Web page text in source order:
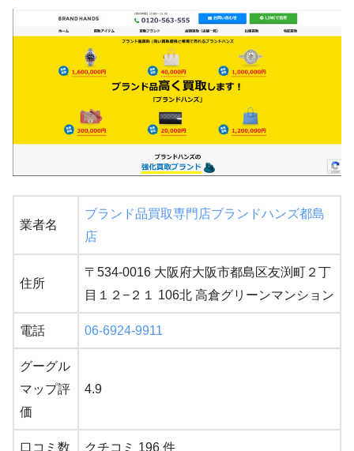
業者名
ブランド品買取専門店ブランドハンズ都島
店
住所
〒534-0016 大阪府大阪市都島区友渕町２丁
目１２−２１ 106北 高倉グリーンマンション
電話 06-6924-9911
グーグル
マップ評
価
4.9
口コミ数 クチコミ 196 件